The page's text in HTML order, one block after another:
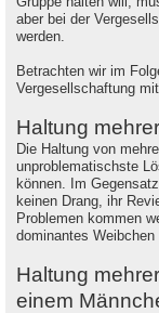
aber bei der
werden.
Betrachten wir im
Vergesellschaftung
Haltung
Die Haltung von
unproblematischste
können. Im
keinen Drang, ihr
Problemen kommen
dominantes Weibchen
Haltung
einem